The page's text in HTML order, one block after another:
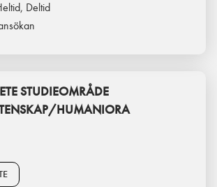
Deltid
STUDIEOMRÅDE
HUMANIORA